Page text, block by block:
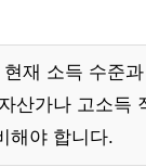
현재 소득 수준
산가나 고소득
해야 합니다.